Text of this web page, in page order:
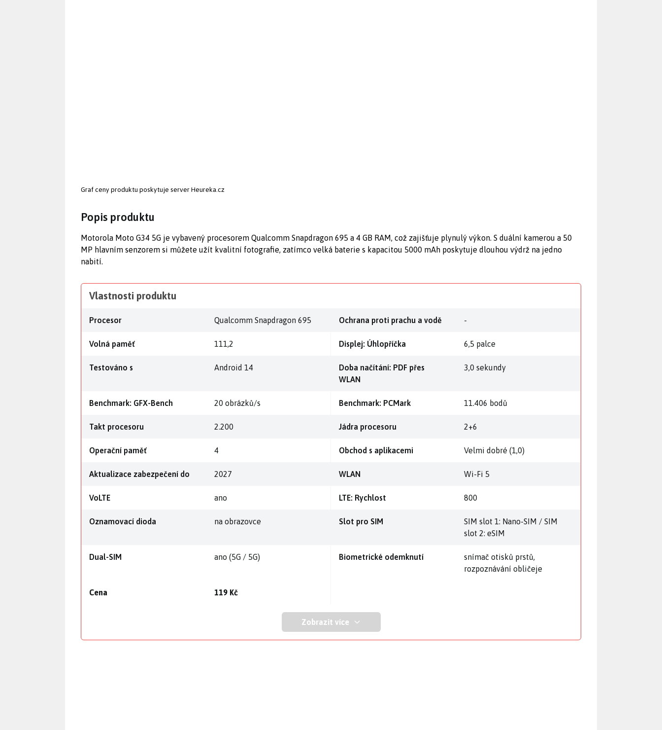
Graf ceny produktu poskytuje server Heureka.cz
Popis produktu
Motorola Moto G34 5G je vybavený procesorem Qualcomm Snapdragon 695 a 4 GB RAM, což zajišťuje plynulý výkon. S duální kamerou a 50
MP hlavním senzorem si můžete užít kvalitní fotografie, zatímco velká baterie s kapacitou 5000 mAh poskytuje dlouhou výdrž na jedno
nabití.
Vlastnosti produktu
Procesor Qualcomm Snapdragon 695 Ochrana proti prachu a vodě -
Volná paměť 111,2 Displej: Úhlopříčka 6,5 palce
Testováno s Android 14
Doba načítání: PDF přes
WLAN
3,0 sekundy
Benchmark: GFX-Bench 20 obrázků/s Benchmark: PCMark 11.406 bodů
Takt procesoru 2.200 Jádra procesoru 2+6
Operační paměť 4 Obchod s aplikacemi Velmi dobré (1,0)
Aktualizace zabezpečení do 2027 WLAN Wi-Fi 5
VoLTE ano LTE: Rychlost 800
Oznamovací dioda na obrazovce Slot pro SIM
SIM slot 1: Nano-SIM / SIM
slot 2: eSIM
Dual-SIM ano (5G / 5G) Biometrické odemknutí
snímač otisků prstů,
rozpoznávání obličeje
Cena 119 Kč
Zobrazit více